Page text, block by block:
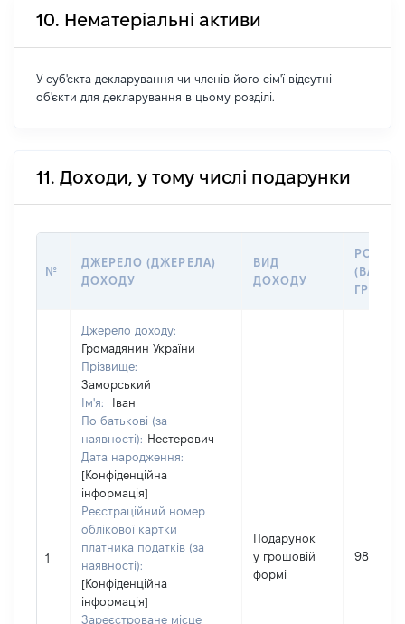
10. Нематеріальні активи
У суб'єкта декларування чи членів його сім'ї відсутні
об'єкти для декларування в цьому розділі.
11. Доходи, у тому числі подарунки
№
ДЖЕРЕЛО (ДЖЕРЕЛА)
ДОХОДУ
ВИД
ДОХОДУ
РОЗМІР
ГРН
1
Джерело доходу:
Громадянин України
Прізвище:
Заморський
Ім'я:
Іван
По батькові (за
наявності): Нестерович
Дата народження:
[Конфіденційна
інформація]
Реєстраційний номер
облікової картки
платника податків (за
наявності):
[Конфіденційна
інформація]
Зареєстроване місце
Подарунок
у грошовій
формі
98000